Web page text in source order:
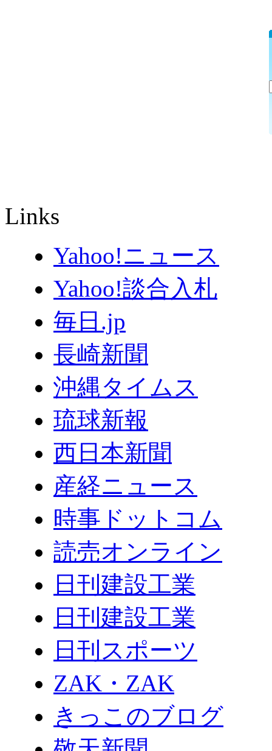
Links
Yahoo!ニュース
Yahoo!談合入札
毎日.jp
長崎新聞
沖縄タイムス
琉球新報
西日本新聞
産経ニュース
時事ドットコム
読売オンライン
日刊建設工業
日刊建設工業
日刊スポーツ
ZAK・ZAK
きっこのブログ